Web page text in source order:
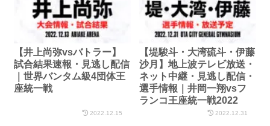
【井上尚弥vsバトラー】
試合結果速報・見逃し配信
｜世界バンタム級4団体王
座統一戦
2022.12.15
【堤駿斗・大湾硫斗・伊藤
沙月】地上波テレビ放送・
ネット中継・見逃し配信・
選手情報｜井岡一翔vsフ
ランコ王座統一戦2022
2022.12.31